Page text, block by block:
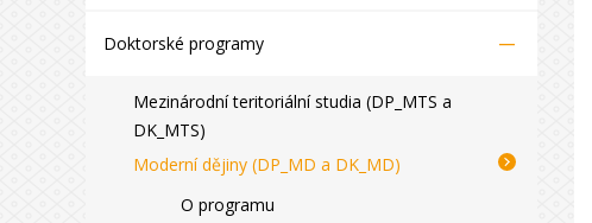
Doktorské programy –
Mezinárodní teritoriální studia (DP_MTS a
DK_MTS)
Moderní dějiny (DP_MD a DK_MD)
O programu